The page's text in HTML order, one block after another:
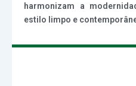
harmonizam a
estilo limpo e